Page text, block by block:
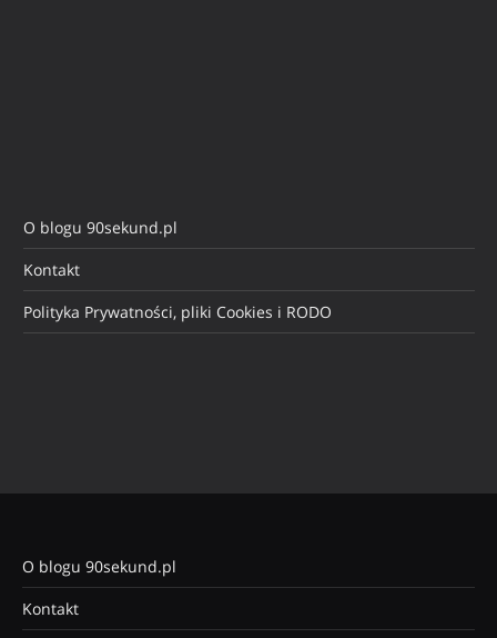
O blogu 90sekund.pl
Kontakt
Polityka Prywatności, pliki Cookies i RODO
O blogu 90sekund.pl
Kontakt